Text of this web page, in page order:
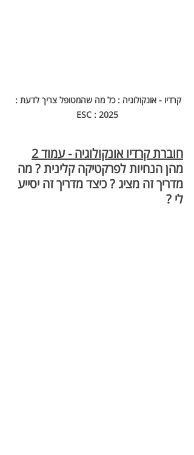
קרדיו - אונקולוגיה : כל מה שהמטופל צריך לדעת :
2025 : ESC
חוברת קרדיו אונקולוגיה - עמוד 2
מהן הנחיות לפרקטיקה קלינית ? מה
מדריך זה מציג ? כיצד מדריך זה יסייע
לי ?